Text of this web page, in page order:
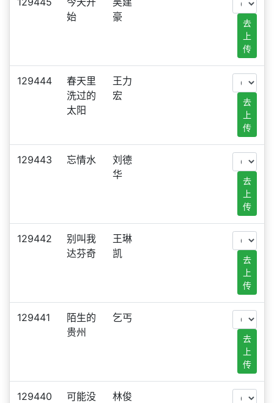
始
豪
去
上
传
129444
春天里
洗过的
太阳
王力
宏
去
上
传
129443 忘情水
刘德
华
去
上
传
129442
别叫我
达芬奇
王琳
凯
去
上
传
129441
陌生的
贵州
乞丐
去
上
传
129440
可能没
林俊